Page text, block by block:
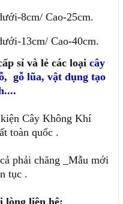
8cm/ Cao-25cm.
13cm/ Cao-40cm.
sỉ và lẻ các loại cây
, gỗ lũa, vật dụng tạo
Cây Không Khí
toàn quốc .
phải chăng _Mẫu mới
tục .